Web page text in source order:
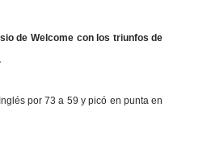
de Welcome con los triunfos de
por 73 a 59 y picó en punta en